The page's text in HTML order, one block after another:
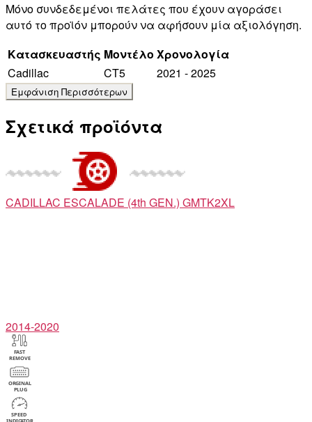
Μόνο συνδεδεμένοι πελάτες που έχουν αγοράσει
αυτό το προϊόν μπορούν να αφήσουν μία αξιολόγηση.
Κατασκευαστής Μοντέλο Χρονολογία
Cadillac
CT5 2021 - 2025
Σχετικά προϊόντα
CADILLAC ESCALADE (4th GEN.) GMTK2XL
2014-2020